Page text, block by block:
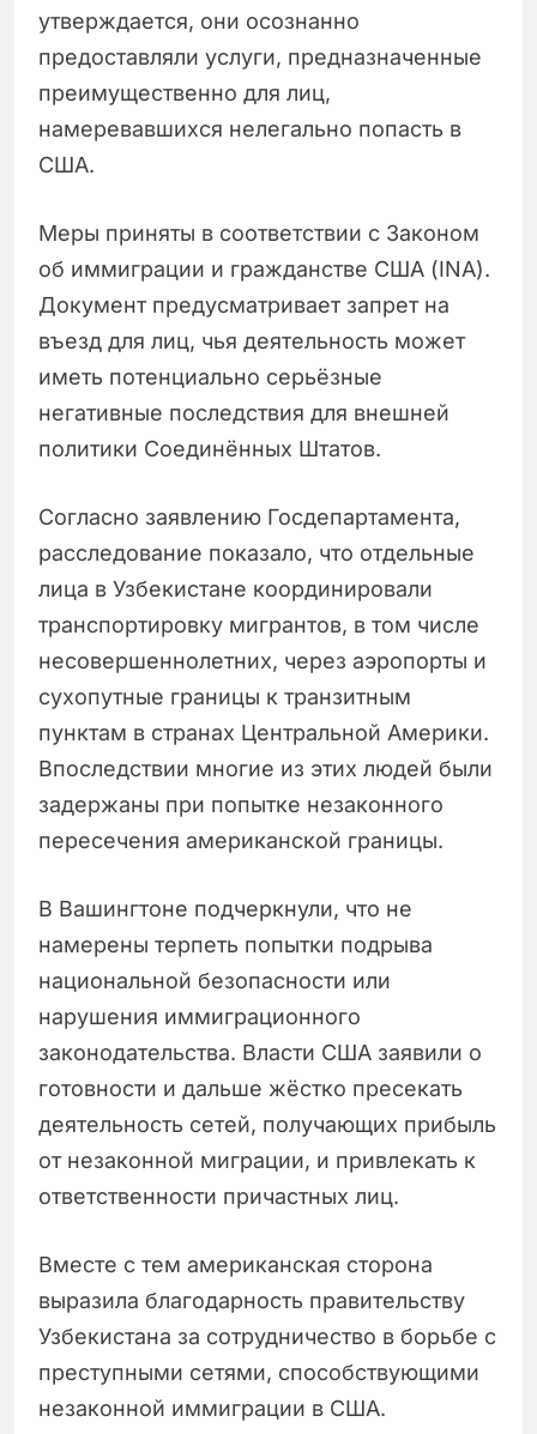
утверждается, они осознанно
предоставляли услуги, предназначенные
преимущественно для лиц,
намеревавшихся нелегально попасть в
США.
Меры приняты в соответствии с Законом
об иммиграции и гражданстве США (INA).
Документ предусматривает запрет на
въезд для лиц, чья деятельность может
иметь потенциально серьёзные
негативные последствия для внешней
политики Соединённых Штатов.
Согласно заявлению Госдепартамента,
расследование показало, что отдельные
лица в Узбекистане координировали
транспортировку мигрантов, в том числе
несовершеннолетних, через аэропорты и
сухопутные границы к транзитным
пунктам в странах Центральной Америки.
Впоследствии многие из этих людей были
задержаны при попытке незаконного
пересечения американской границы.
В Вашингтоне подчеркнули, что не
намерены терпеть попытки подрыва
национальной безопасности или
нарушения иммиграционного
законодательства. Власти США заявили о
готовности и дальше жёстко пресекать
деятельность сетей, получающих прибыль
от незаконной миграции, и привлекать к
ответственности причастных лиц.
Вместе с тем американская сторона
выразила благодарность правительству
Узбекистана за сотрудничество в борьбе с
преступными сетями, способствующими
незаконной иммиграции в США.